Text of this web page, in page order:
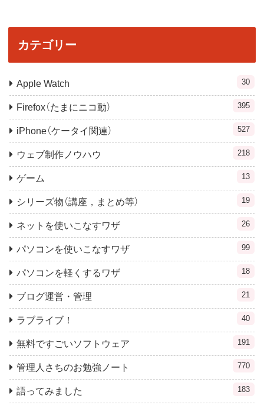
カテゴリー
Apple Watch 30
Firefox（たまにニコ動） 395
iPhone（ケータイ関連） 527
ウェブ制作ノウハウ 218
ゲーム 13
シリーズ物（講座，まとめ等） 19
ネットを使いこなすワザ 26
パソコンを使いこなすワザ 99
パソコンを軽くするワザ 18
ブログ運営・管理 21
ラブライブ！ 40
無料ですごいソフトウェア 191
管理人さちのお勉強ノート 770
語ってみました 183